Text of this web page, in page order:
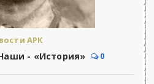
АРК
- «История» 0